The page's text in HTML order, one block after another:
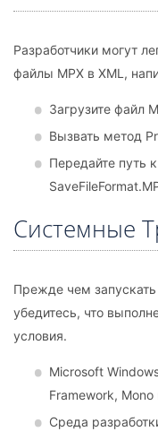
Разработчики могут
файлы MPX в XML,
Загрузите файл
Вызвать метод
Передайте путь
Системные
Прежде чем
убедитесь, что
условия.
Microsoft
Framework,
Среда